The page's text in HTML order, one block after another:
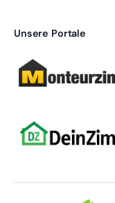
Unsere Portale